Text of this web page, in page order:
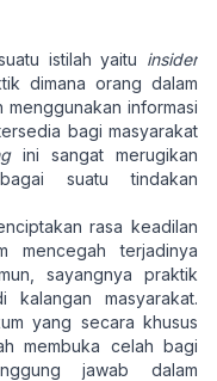
istilah yaitu insider
dimana orang dalam
menggunakan informasi
bagi masyarakat
ini sangat merugikan
suatu tindakan
rasa keadilan
mencegah terjadinya
sayangnya praktik
masyarakat.
yang secara khusus
membuka celah bagi
jawab dalam